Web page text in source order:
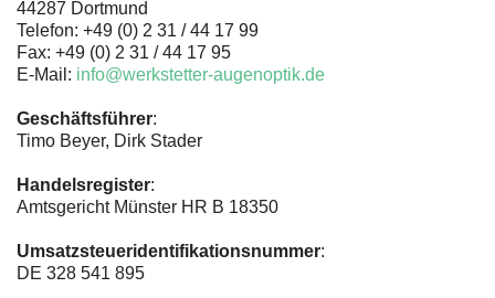
44287 Dortmund
Telefon: +49 (0) 2 31 / 44 17 99
Fax: +49 (0) 2 31 / 44 17 95
E-Mail: info@werkstetter-augenoptik.de
Geschäftsführer:
Timo Beyer, Dirk Stader
Handelsregister:
Amtsgericht Münster HR B 18350
Umsatzsteueridentifikationsnummer:
DE 328 541 895